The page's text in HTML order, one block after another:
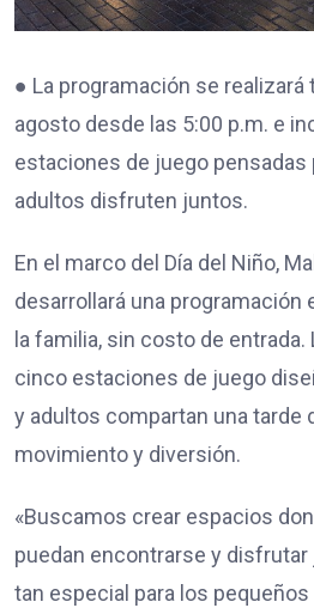
● La programación se
agosto desde las 5:00 p.m. e
estaciones de juego pensadas
adultos disfruten juntos.
En el marco del Día del Niño,
desarrollará una programación
la familia, sin costo de
cinco estaciones de juego
y adultos compartan una tarde
movimiento y diversión.
«Buscamos crear espacios
puedan encontrarse y
tan especial para los